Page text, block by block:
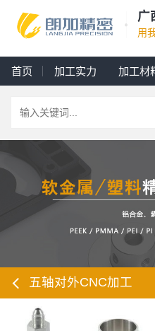
广
用
首页 加工实力 加工材
五轴对外CNC加工